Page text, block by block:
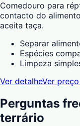
Comedouro para
contacto do
aceita taça.
Separar
Espécies
Limpeza
Ver detalheVer
Perguntas
terrário